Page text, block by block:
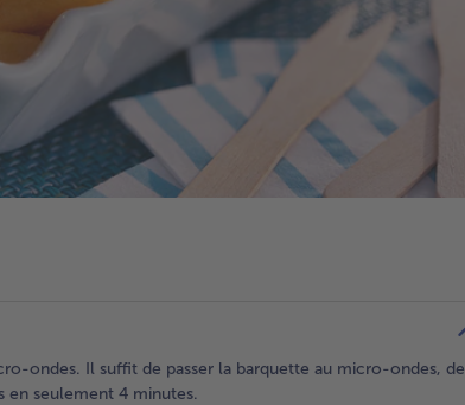
ondes. Il suffit de passer la barquette au micro-ondes, de
en seulement 4 minutes.